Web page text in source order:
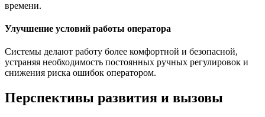
времени.
Улучшение условий работы оператора
Системы делают работу более комфортной и безопасной,
устраняя необходимость постоянных ручных регулировок и
снижения риска ошибок оператором.
Перспективы развития и вызовы